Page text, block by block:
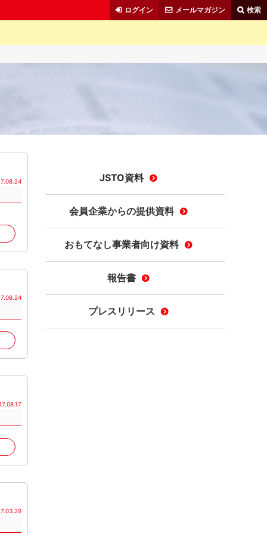
ログイン メールマガジン 検索
JSTO資料
会員企業からの提供資料
おもてなし事業者向け資料
報告書
プレスリリース